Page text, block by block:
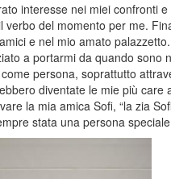
interesse nei miei confronti
del momento per me.
e nel mio amato
a portarmi da quando sono
persona, soprattutto
diventate le mie più care
la mia amica Sofi, “la zia
stata una persona